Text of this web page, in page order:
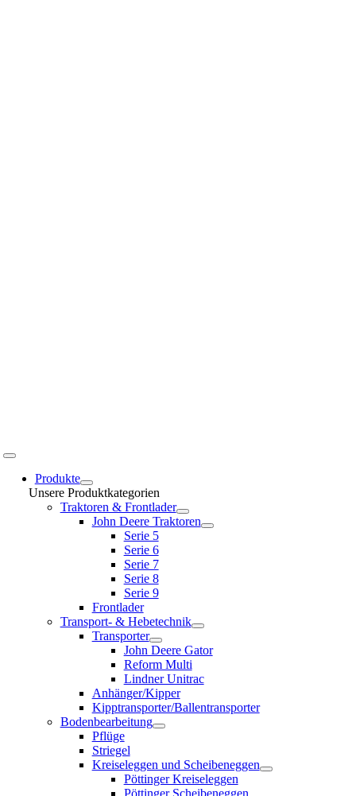
Toggle
NavigationProdukte
Unsere Produktkategorien
Traktoren & Frontlader
John Deere Traktoren
Serie 5
Serie 6
Serie 7
Serie 8
Serie 9
Frontlader
Transport- & Hebetechnik
Transporter
John Deere Gator
Reform Multi
Lindner Unitrac
Anhänger/Kipper
Kipptransporter/Ballentransporter
Bodenbearbeitung
Pflüge
Striegel
Kreiseleggen und Scheibeneggen
Pöttinger Kreiseleggen
Pöttinger Scheibeneggen